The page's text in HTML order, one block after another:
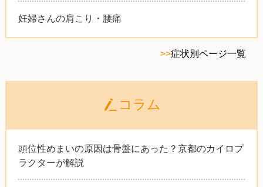
妊婦さんの肩こり・腰痛
>>症状別ページ一覧
コラム
頭位性めまいの原因は骨盤にあった？京都のカイロプ
ラクターが解説